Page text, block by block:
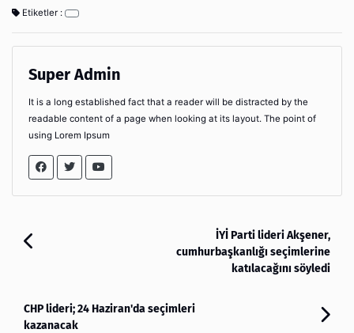
Etiketler :
Super Admin
It is a long established fact that a reader will be distracted by the
readable content of a page when looking at its layout. The point of
using Lorem Ipsum
İYİ Parti lideri Akşener,
cumhurbaşkanlığı seçimlerine
katılacağını söyledi
CHP lideri; 24 Haziran'da seçimleri
kazanacak